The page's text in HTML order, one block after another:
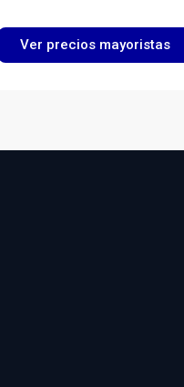
Ver precios mayoristas